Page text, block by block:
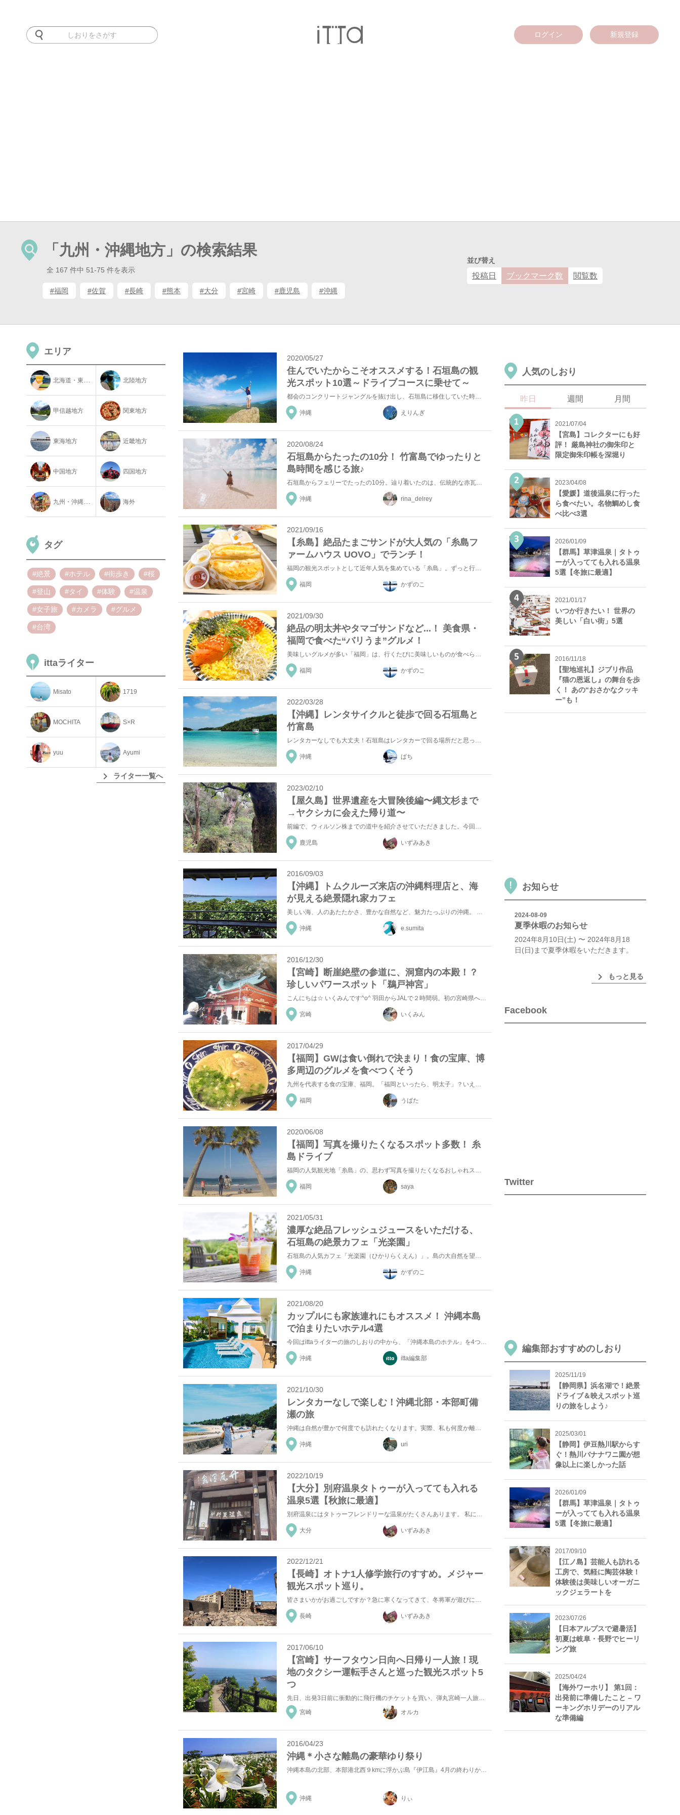
ログイン 新規登録
「九州・沖縄地方」の検索結果
全 167 件中 51-75 件を表示
#福岡 #佐賀 #長崎 #熊本 #大分 #宮崎 #鹿児島 #沖縄
並び替え
投稿日 ブックマーク数 閲覧数
エリア
北海道・東北地方 北陸地方
甲信越地方 関東地方
東海地方 近畿地方
中国地方 四国地方
九州・沖縄地方 海外
タグ
#絶景 #ホテル #街歩き #桜
#登山 #タイ #体験 #温泉
#女子旅 #カメラ #グルメ
#台湾
ittaライター
Misato 1719
MOCHITA S×R
yuu Ayumi
chevron_right ライター一覧へ
2020/05/27
住んでいたからこそオススメする！石垣島の観
光スポット10選～ドライブコースに乗せて～
都会のコンクリートジャングルを抜け出し、石垣島に移住していた時に沢山の観光スポットを巡りました。今回...
沖縄 えりんぎ
2020/08/24
石垣島からたったの10分！ 竹富島でゆったりと
島時間を感じる旅♪
沖縄 rina_delrey
2021/09/16
【糸島】絶品たまごサンドが大人気の「糸島フ
ァームハウス UOVO」でランチ！
福岡の観光スポットとして近年人気を集めている「糸島」。ずっと行ってみたいと思っていたものの、東京から...
福岡 かずのこ
2021/09/30
絶品の明太丼やタマゴサンドなど...！ 美食県・
福岡で食べた“バリうま”グルメ！
美味しいグルメが多い「福岡」は、行くたびに美味しいものが食べられてとても楽しい！そこで今回は、私が福...
福岡 かずのこ
2022/03/28
【沖縄】レンタサイクルと徒歩で回る石垣島と
竹富島
レンタカーなしでも大丈夫！石垣島はレンタカーで回る場所だと思っていませんか？運転に自信がない方の１人...
沖縄 ぱち
2023/02/10
【屋久島】世界遺産を大冒険後編〜縄文杉まで
→ヤクシカに会えた帰り道〜
鹿児島 いずみあき
2016/09/03
【沖縄】トムクルーズ来店の沖縄料理店と、海
が見える絶景隠れ家カフェ
美しい海、人のあたたかさ、豊かな自然など、魅力たっぷりの沖縄。 今回は、沖縄へ行った際に訪れたお店...
沖縄 e.sumita
2016/12/30
【宮崎】断崖絶壁の参道に、洞窟内の本殿！？
珍しいパワースポット「鵜戸神宮」
こんにちは☆ いくみんです^o^ 羽田からJALで２時間弱。初の宮崎県へ降り立ちました！大清観光さん...
宮崎 いくみん
2017/04/29
【福岡】GWは食い倒れで決まり！食の宝庫、博
多周辺のグルメを食べつくそう
九州を代表する食の宝庫、福岡。「福岡といったら、明太子」？いえいえそれだけではないんです！そこには、...
福岡 うばた
2020/06/08
【福岡】写真を撮りたくなるスポット多数！ 糸
島ドライブ
福岡 saya
2021/05/31
濃厚な絶品フレッシュジュースをいただける、
石垣島の絶景カフェ「光楽園」
石垣島の人気カフェ「光楽園（ひかりらくえん）」。島の大自然を望みながら、自家農園で採れたトロピカルフ...
沖縄 かずのこ
2021/08/20
カップルにも家族連れにもオススメ！ 沖縄本島
で泊まりたいホテル4選
今回はittaライターの旅のしおりの中から、「沖縄本島のホテル」を4つピックアップ！気になる場所があ...
沖縄 itta編集部
2021/10/30
レンタカーなしで楽しむ！沖縄北部・本部町備
瀬の旅
沖縄は自然が豊かで何度でも訪れたくなります。実際、私も何度か離島には訪れているのですが、沖縄本島はレ...
沖縄 uri
2022/10/19
【大分】別府温泉タトゥーが入ってても入れる
温泉5選【秋旅に最適】
大分 いずみあき
2022/12/21
【長崎】オトナ1人修学旅行のすすめ。メジャー
観光スポット巡り。
皆さまいかがお過ごしですか？急に寒くなってきて、冬将軍が遊びにきてますね。今回は、前回コラムに書いた...
長崎 いずみあき
2017/06/10
【宮崎】サーフタウン日向へ日帰り一人旅！現
地のタクシー運転手さんと巡った観光スポット5
つ
先日、出発3日前に衝動的に飛行機のチケットを買い、弾丸宮崎一人旅へ行ってきました。お目当ては市のPR...
宮崎
オルカ
2016/04/23
沖縄＊小さな離島の豪華ゆり祭り
沖縄本島の北部、本部港北西９kmに浮かぶ島『伊江島』4月の終わりから5月初めまでゆり祭りが開催されま...
沖縄 りぃ
人気のしおり
昨日 週間 月間
2021/07/04
【宮島】コレクターにも好
評！ 厳島神社の御朱印と
限定御朱印帳を深堀り
2023/04/08
【愛媛】道後温泉に行った
ら食べたい。名物鯛めし食
べ比べ3選
2026/01/09
【群馬】草津温泉｜タトゥ
ーが入ってても入れる温泉
5選【冬旅に最適】
2021/01/17
いつか行きたい！ 世界の
美しい「白い街」5選
2016/11/18
【聖地巡礼】ジブリ作品
『猫の恩返し』の舞台を歩
く！ あの“おさかなクッキ
ー”も！
お知らせ
2024-08-09
夏季休暇のお知らせ
2024年8月10日(土) 〜 2024年8月18
日(日)まで夏季休暇をいただきます。
chevron_right もっと見る
Facebook
Twitter
編集部おすすめのしおり
2025/11/19
【静岡県】浜名湖で！絶景
ドライブ＆映えスポット巡
りの旅をしよう♪
2025/03/01
【静岡】伊豆熱川駅からす
ぐ！熱川バナナワニ園が想
像以上に楽しかった話
2026/01/09
【群馬】草津温泉｜タトゥ
ーが入ってても入れる温泉
5選【冬旅に最適】
2017/09/10
【江ノ島】芸能人も訪れる
工房で、気軽に陶芸体験！
体験後は美味しいオーガニ
ックジェラートを
2023/07/26
【日本アルプスで避暑活】
初夏は岐阜・長野でヒーリ
ング旅
2025/04/24
【海外ワーホリ】 第1回：
出発前に準備したこと – ワ
ーキングホリデーのリアル
な準備編